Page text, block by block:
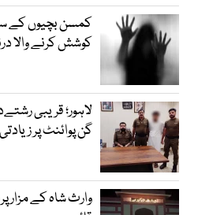
کمسن بچیوں کے
کوشش کرنے والا
گن پوائنٹ پر
وارث شاہ کے مزار